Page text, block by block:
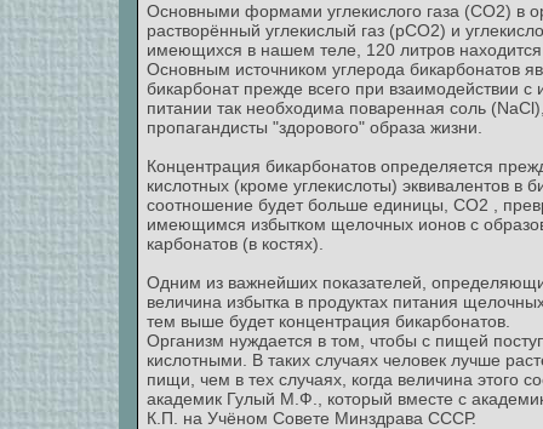
Основными формами углекислого газа (СО2) в
растворённый углекислый газ (рСО2) и
имеющихся в нашем теле, 120 литров
Основным источником углерода бикарбонатов
бикарбонат прежде всего при взаимодействии
питании так необходима поваренная соль
пропагандисты "здорового" образа жизни.
Концентрация бикарбонатов определяется
кислотных (кроме углекислоты) эквивалентов в
соотношение будет больше единицы, СО2 ,
имеющимся избытком щелочных ионов с
карбонатов (в костях).
Одним из важнейших показателей,
величина избытка в продуктах питания
тем выше будет концентрация бикарбонатов.
Организм нуждается в том, чтобы с пищей
кислотными. В таких случаях человек лучше
пищи, чем в тех случаях, когда величина
академик Гулый М.Ф., который вместе с
К.П. на Учёном Совете Минздрава СССР.